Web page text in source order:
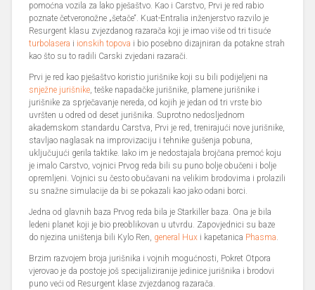
pomoćna vozila za lako pješaštvo. Kao i Carstvo, Prvi je red rabio
poznate četveronožne „šetače“. Kuat-Entralia inženjerstvo razvilo je
Resurgent klasu zvjezdanog razarača koji je imao više od tri tisuće
turbolasera i ionskih topova i bio posebno dizajniran da potakne strah
kao što su to radili Carski zvjedani razarači.
Prvi je red kao pješaštvo koristio jurišnike koji su bili podijeljeni na
snježne jurišnike, teške napadačke jurišnike, plamene jurišnike i
jurišnike za sprječavanje nereda, od kojih je jedan od tri vrste bio
uvršten u odred od deset jurišnika. Suprotno nedosljednom
akademskom standardu Carstva, Prvi je red, trenirajući nove jurišnike,
stavljao naglasak na improvizaciju i tehnike gušenja pobuna,
uključujući gerila taktike. Iako im je nedostajala brojčana premoć koju
je imalo Carstvo, vojnici Prvog reda bili su puno bolje obučeni i bolje
opremljeni. Vojnici su često obučavani na velikim brodovima i prolazili
su snažne simulacije da bi se pokazali kao jako odani borci.
Jedna od glavnih baza Prvog reda bila je Starkiller baza. Ona je bila
ledeni planet koji je bio preoblikovan u utvrdu. Zapovjednici su baze
do njezina uništenja bili Kylo Ren, general Hux i kapetanica Phasma.
Brzim razvojem broja jurišnika i vojnih mogućnosti, Pokret Otpora
vjerovao je da postoje još specijaliziranije jedinice jurišnika i brodovi
puno veći od Resurgent klase zvjezdanog razarača.